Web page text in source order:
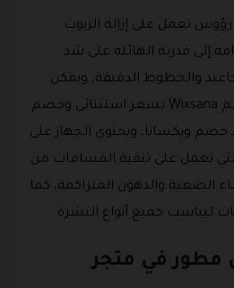
تعمل على إزالة الزيوت
إلى قدرته الهائلة على شد
والخطوط الدقيقة، ويمكن
شراء الجهاز مع كود خصم Wixsana بسعر استثنائي وخصم
خصم ويكسانا، ويحتوي الجهاز على
تعمل على تنقية المسامات من
الصعبة والدهون المتراكمة، كما
ليناسب جميع أنواع البشرة.
مطور في متجر